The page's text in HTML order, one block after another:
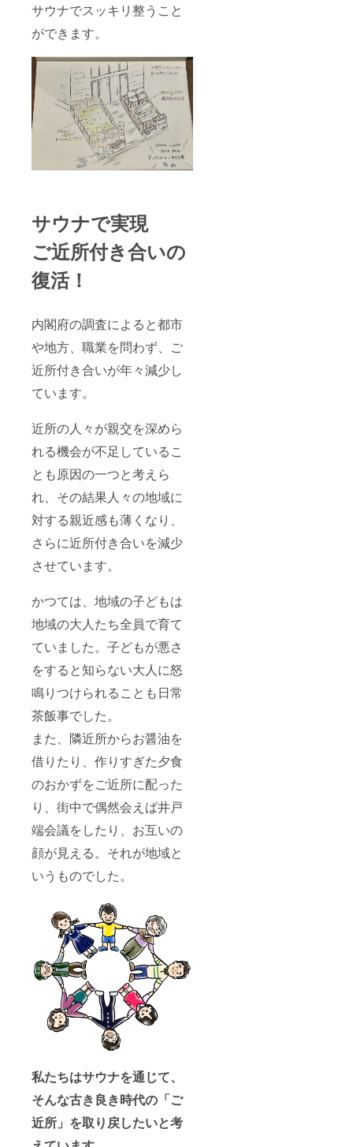
サウナでスッキリ整うこと
ができます。
サウナで実現
ご近所付き合いの
復活！
内閣府の調査によると都市
や地方、職業を問わず、ご
近所付き合いが年々減少し
ています。
近所の人々が親交を深めら
れる機会が不足しているこ
とも原因の一つと考えら
れ、その結果人々の地域に
対する親近感も薄くなり、
さらに近所付き合いを減少
させています。
かつては、地域の子どもは
地域の大人たち全員で育て
ていました。子どもが悪さ
をすると知らない大人に怒
鳴りつけられることも日常
茶飯事でした。
また、隣近所からお醤油を
借りたり、作りすぎた夕食
のおかずをご近所に配った
り、街中で偶然会えば井戸
端会議をしたり、お互いの
顔が見える。それが地域と
いうものでした。
私たちはサウナを通じて、
そんな古き良き時代の「ご
近所」を取り戻したいと考